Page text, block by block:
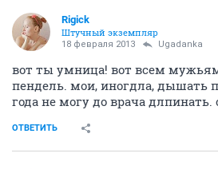
Rigick
Штучный экземпляр
18 февраля 2013 Ugadanka
вот ты умница! вот всем
пендель. мои, иногдла, дышать
года не могу до врача длпинать.
ОТВЕТИТЬ